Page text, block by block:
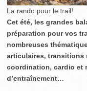
La rando pour le trail!
Cet été, les grandes
préparation pour vos
nombreuses
articulaires, transitions
coordination, cardio et
d’entraînement…